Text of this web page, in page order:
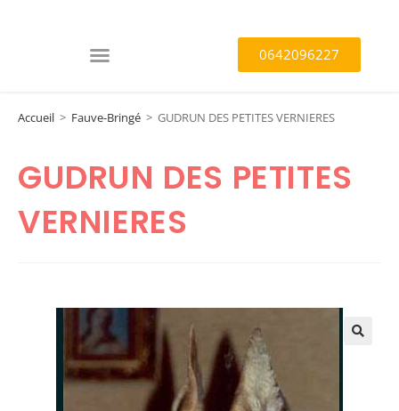
0642096227
Accueil > Fauve-Bringé > GUDRUN DES PETITES VERNIERES
GUDRUN DES PETITES
VERNIERES